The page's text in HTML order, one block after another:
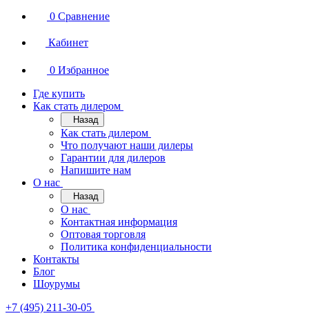
0 Сравнение
Кабинет
0 Избранное
Где купить
Как стать дилером
Назад
Как стать дилером
Что получают наши дилеры
Гарантии для дилеров
Напишите нам
О нас
Назад
О нас
Контактная информация
Оптовая торговля
Политика конфиденциальности
Контакты
Блог
Шоурумы
+7 (495) 211-30-05